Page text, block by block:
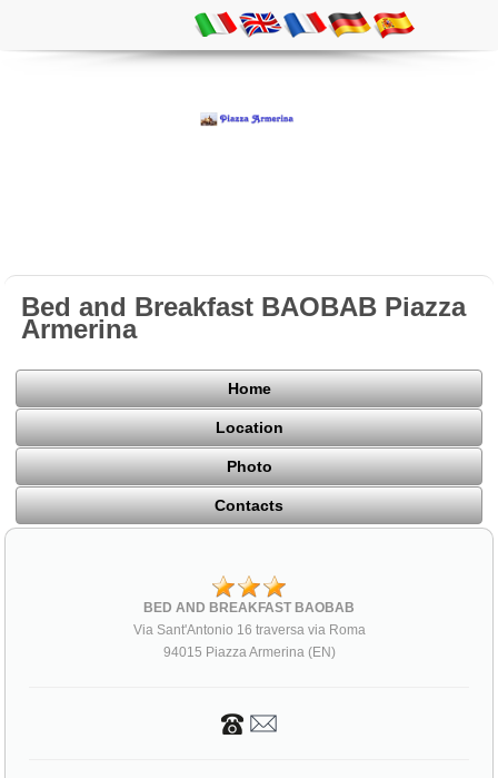
Bed and Breakfast BAOBAB Piazza
Armerina
Home
Location
Photo
Contacts
BED AND BREAKFAST BAOBAB
Via Sant'Antonio 16 traversa via Roma
94015 Piazza Armerina (EN)